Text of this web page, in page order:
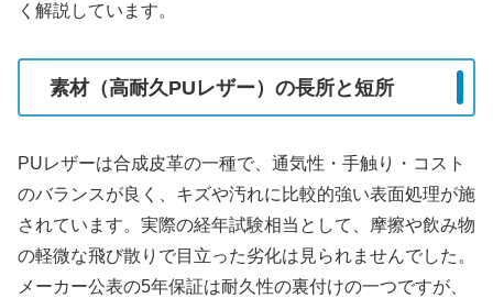
く解説しています。
素材（高耐久PUレザー）の長所と短所
PUレザーは合成皮革の一種で、通気性・手触り・コスト
のバランスが良く、キズや汚れに比較的強い表面処理が施
されています。実際の経年試験相当として、摩擦や飲み物
の軽微な飛び散りで目立った劣化は見られませんでした。
メーカー公表の5年保証は耐久性の裏付けの一つですが、